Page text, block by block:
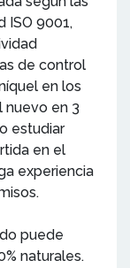
ISO 9001,
de control
en los
nuevo en 3
estudiar
en el
experiencia
puede
naturales.